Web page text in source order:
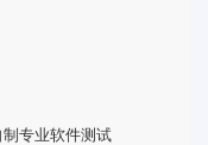
制专业软件测试